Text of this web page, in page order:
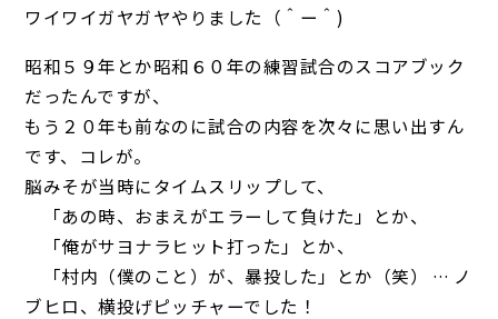
ワイワイガヤガヤやりました（＾ー＾)
昭和５９年とか昭和６０年の練習試合のスコアブック
だったんですが、
もう２０年も前なのに試合の内容を次々に思い出すん
です、コレが。
脳みそが当時にタイムスリップして、
「あの時、おまえがエラーして負けた」とか、
「俺がサヨナラヒット打った」とか、
「村内（僕のこと）が、暴投した」とか（笑） … ノ
ブヒロ、横投げピッチャーでした！